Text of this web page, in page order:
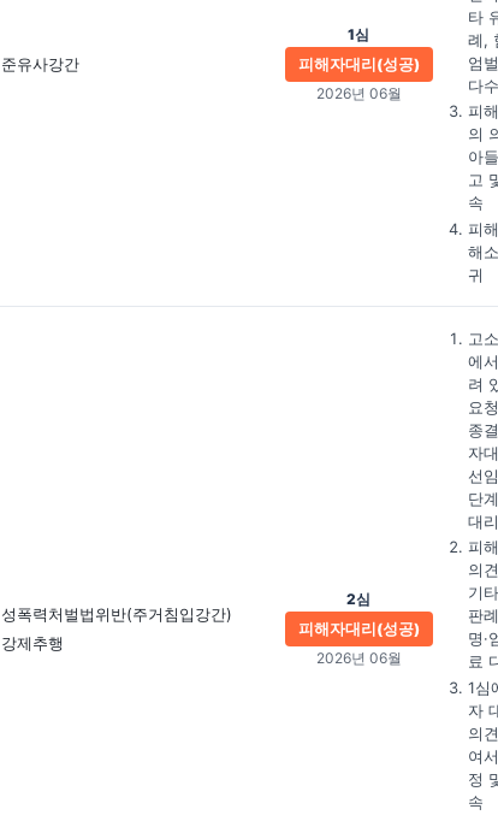
준유사강간
1심
피해자대리(성공)
2026년 06월
타
례,
엄
다
피
의
아
고
속
피
해
귀
성폭력처벌법위반(주거침입강간)
강제추행
2심
피해자대리(성공)
2026년 06월
고
에
려
요
종
자
선
단
대리
피
의
기
판
명·
료
1심
자
의
여
정
속